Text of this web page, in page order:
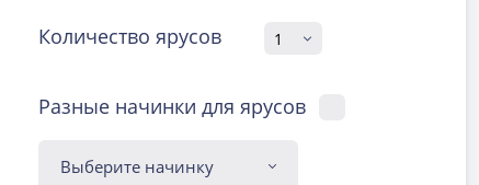
Количество ярусов
Разные начинки для ярусов